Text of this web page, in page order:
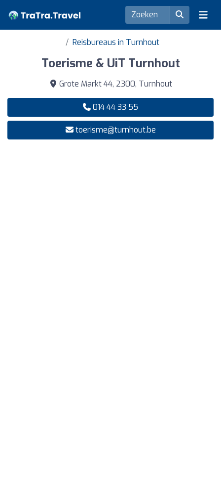
Reisbureaus in Turnhout
Toerisme & UiT Turnhout
Grote Markt 44, 2300, Turnhout
014 44 33 55
toerisme@turnhout.be